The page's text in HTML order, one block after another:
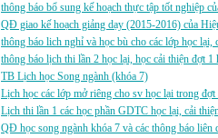
thông báo bổ sung kế hoạch thực tập tốt nghiệp
QĐ giao kế hoạch giảng dạy (2015-2016) của
thông báo lich nghỉ và học bù cho các lớp học
thông báo lịch thi lần 2 học lại, học cải thiện đợt
TB Lịch học Song ngành (khóa 7)
Lịch học các lớp mở riêng cho sv học lại trong đợt
Lịch thi lần 1 các học phần GDTC học lại, cải
QĐ học song ngành khóa 7 và các thông báo liên